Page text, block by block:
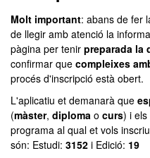
Molt important: abans de fer
de llegir amb atenció la
pàgina per tenir preparada la
confirmar que compleixes
procés d'inscripció està obert.
L'aplicatiu et demanarà que
(màster, diploma o curs) i els
programa al qual et vols
són: Estudi: 3152 i Edició: 19